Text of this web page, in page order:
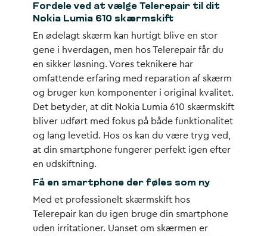
Fordele ved at vælge Telerepair til dit
Nokia Lumia 610 skærmskift
En ødelagt skærm kan hurtigt blive en stor
gene i hverdagen, men hos Telerepair får du
en sikker løsning. Vores teknikere har
omfattende erfaring med reparation af skærm
og bruger kun komponenter i original kvalitet.
Det betyder, at dit Nokia Lumia 610 skærmskift
bliver udført med fokus på både funktionalitet
og lang levetid. Hos os kan du være tryg ved,
at din smartphone fungerer perfekt igen efter
en udskiftning.
Få en smartphone der føles som ny
Med et professionelt skærmskift hos
Telerepair kan du igen bruge din smartphone
uden irritationer. Uanset om skærmen er